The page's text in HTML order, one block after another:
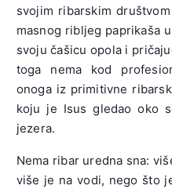
svojim ribarskim
masnog ribljeg paprikaša
svoju čašicu opola i
toga nema kod
onoga iz primitivne
koju je Isus gledao oko
jezera.
Nema ribar uredna sna:
više je na vodi, nego što